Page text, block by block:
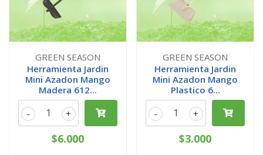
GREEN SEASON
Herramienta Jardin
Mini Azadon Mango
Madera 612...
+
-
$6.000
GREEN SEASON
Herramienta Jardin
Mini Azadon Mango
Plastico 6...
+
-
$3.000